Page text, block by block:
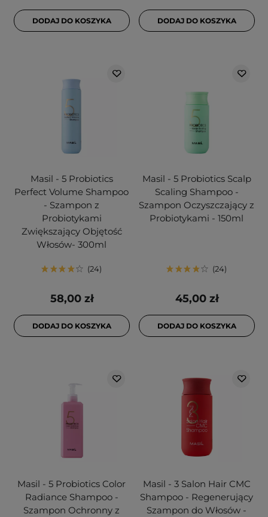
DODAJ DO KOSZYKA DODAJ DO KOSZYKA
Masil - 5 Probiotics
Perfect Volume Shampoo
- Szampon z
Probiotykami
Zwiększający Objętość
Włosów- 300ml
24
58,00 zł
DODAJ DO KOSZYKA
Masil - 5 Probiotics Scalp
Scaling Shampoo -
Szampon Oczyszczający z
Probiotykami - 150ml
24
45,00 zł
DODAJ DO KOSZYKA
Masil - 5 Probiotics Color
Radiance Shampoo -
Szampon Ochronny z
Masil - 3 Salon Hair CMC
Shampoo - Regenerujący
Szampon do Włosów -